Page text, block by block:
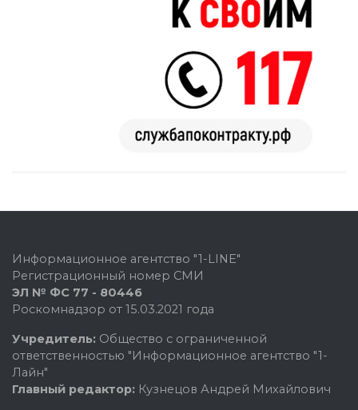
Информационное агентство "1-LINE"
Регистрационный номер СМИ
ЭЛ № ФС 77 - 80446
Роскомнадзор от 15.03.2021 года
Учредитель: Общество с ограниченной
ответственностью "Информационное агентство "1-
Лайн"
Главный редактор: Кузнецов Андрей Михайлович